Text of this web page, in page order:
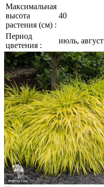
Максимальная
высота
растения (см) :
40
Период
цветения :
июль, август